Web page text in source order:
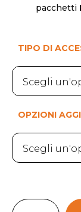
pacchetti
TIPO DI
OPZIONI